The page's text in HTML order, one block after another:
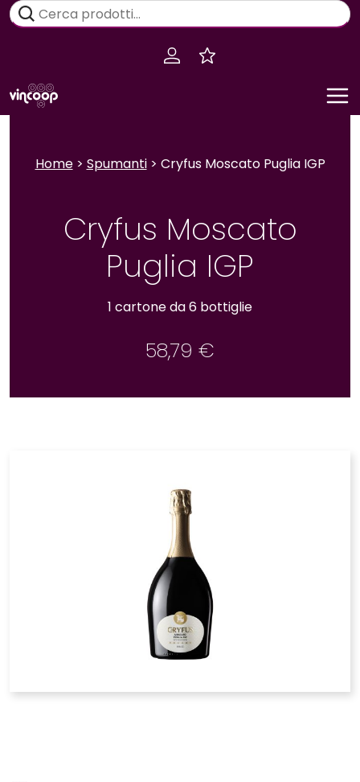
Salta
Cerca:
Home> Spumanti> Cryfus Moscato Puglia IGP
Cryfus Moscato
Puglia IGP
1 cartone da 6 bottiglie
58,79 €